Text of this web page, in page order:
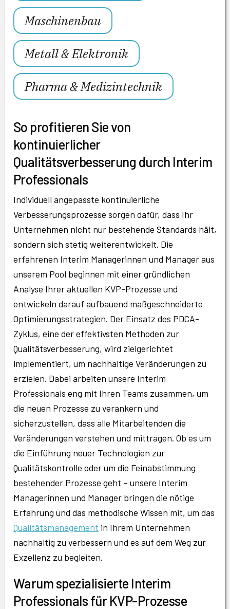
Maschinenbau
Metall & Elektronik
Pharma & Medizintechnik
So profitieren Sie von
kontinuierlicher
Qualitätsverbesserung durch Interim
Professionals
Individuell angepasste kontinuierliche
Verbesserungsprozesse sorgen dafür, dass Ihr
Unternehmen nicht nur bestehende Standards hält,
sondern sich stetig weiterentwickelt. Die
erfahrenen Interim Managerinnen und Manager aus
unserem Pool beginnen mit einer gründlichen
Analyse Ihrer aktuellen KVP-Prozesse und
entwickeln darauf aufbauend maßgeschneiderte
Optimierungsstrategien. Der Einsatz des PDCA-
Zyklus, eine der effektivsten Methoden zur
Qualitätsverbesserung, wird zielgerichtet
implementiert, um nachhaltige Veränderungen zu
erzielen. Dabei arbeiten unsere Interim
Professionals eng mit Ihren Teams zusammen, um
die neuen Prozesse zu verankern und
sicherzustellen, dass alle Mitarbeitenden die
Veränderungen verstehen und mittragen. Ob es um
die Einführung neuer Technologien zur
Qualitätskontrolle oder um die Feinabstimmung
bestehender Prozesse geht – unsere Interim
Managerinnen und Manager bringen die nötige
Erfahrung und das methodische Wissen mit, um das
Qualitätsmanagement in Ihrem Unternehmen
nachhaltig zu verbessern und es auf dem Weg zur
Exzellenz zu begleiten.
Warum spezialisierte Interim
Professionals für KVP-Prozesse